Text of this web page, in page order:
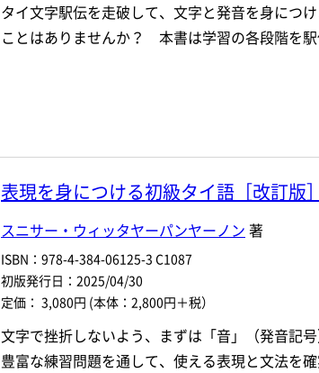
-* ※5桁の数字を入力してください
タイ文字駅伝を走破して、文字と発音を身につ
ことはありませんか？ 本書は学習の各段階を
表現を身につける初級タイ語［改訂版］
スニサー・ウィッタヤーパンヤーノン 著
ISBN：978-4-384-06125-3 C1087
初版発行日：2025/04/30
定価： 3,080円 (本体：2,800円＋税）
文字で挫折しないよう、まずは「音」（発音記
豊富な練習問題を通して、使える表現と文法を